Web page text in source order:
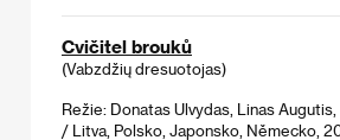
Cvičitel brouků
(Vabzdžių dresuotojas)
Režie: Donatas Ulvydas, Linas
/ Litva, Polsko, Japonsko, Německo,